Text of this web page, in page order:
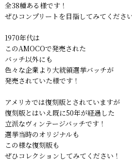
全38種ある様です！
ぜひコンプリートを目指してみてくださ
1970年代は
このAMOCOで発売された
バッチ以外にも
色々な企業より大統領選挙バッチが
発売されていた様です！
アメリカでは復刻版とされていますが
復刻版とはいえ既に50年が経過した
立派なヴィンテージバッチです！
選挙当時のオリジナルも
この様な復刻版も
ぜひコレクションしてみてください！